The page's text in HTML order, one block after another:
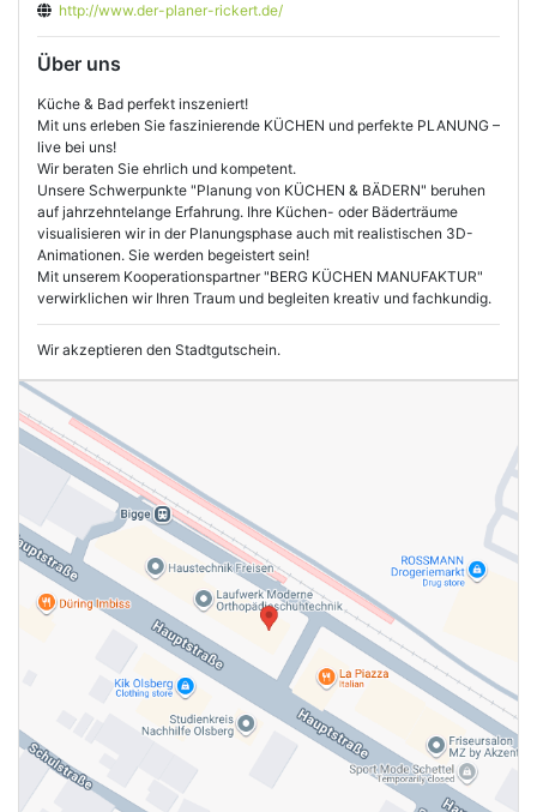
http://www.der-planer-rickert.de/
Über uns
Küche & Bad perfekt inszeniert!
Mit uns erleben Sie faszinierende KÜCHEN und perfekte PLANUNG –
live bei uns!
Wir beraten Sie ehrlich und kompetent.
Unsere Schwerpunkte "Planung von KÜCHEN & BÄDERN" beruhen
auf jahrzehntelange Erfahrung. Ihre Küchen- oder Bäderträume
visualisieren wir in der Planungsphase auch mit realistischen 3D-
Animationen. Sie werden begeistert sein!
Mit unserem Kooperationspartner "BERG KÜCHEN MANUFAKTUR"
verwirklichen wir Ihren Traum und begleiten kreativ und fachkundig.
Wir akzeptieren den Stadtgutschein.